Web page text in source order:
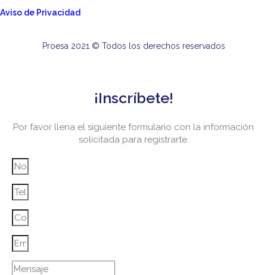
Aviso de Privacidad
Proesa 2021 © Todos los derechos reservados
¡Inscríbete!
Por favor llena el siguiente formulario con la información
solicitada para registrarte.